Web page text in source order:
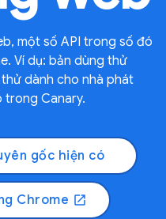
một số API trong số đó
Ví dụ: bản dùng thử
dành cho nhà phát
trong Canary.
gốc hiện có
Chrome open_in_new